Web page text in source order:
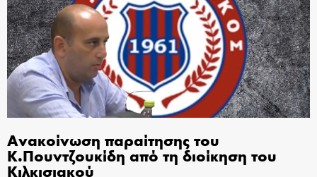
Ανακοίνωση παραίτησης του
Κ.Πουντζουκίδη από τη διοίκηση του
Κιλκισιακού